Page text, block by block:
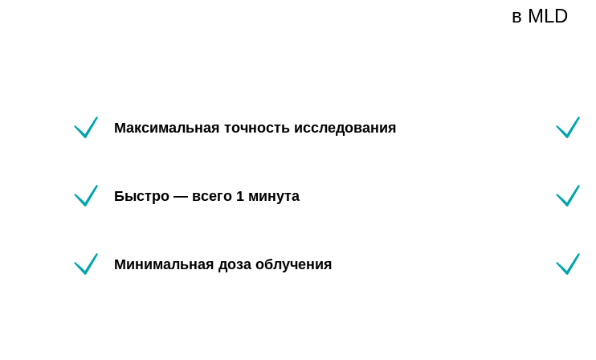
в MLD
Максимальная точность исследования
Быстро — всего 1 минута
Минимальная доза облучения